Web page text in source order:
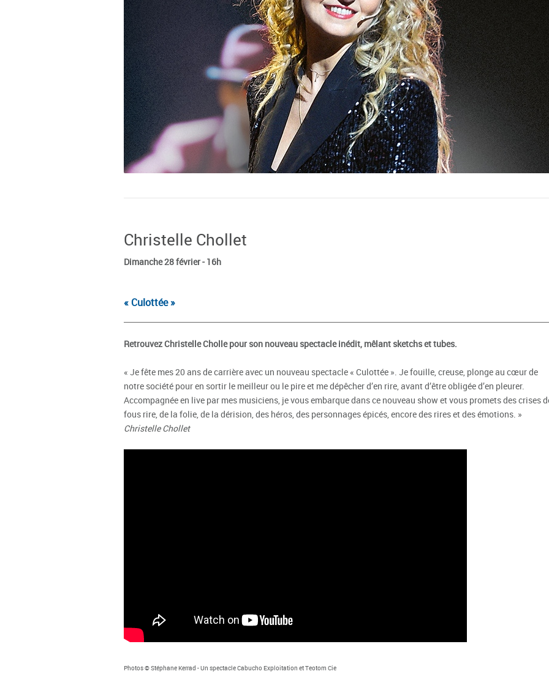
Christelle Chollet
Dimanche 28 février - 16h
« Culottée »
Retrouvez Christelle Cholle pour son nouveau spectacle inédit, mêlant sketchs et tubes.
« Je fête mes 20 ans de carrière avec un nouveau spectacle « Culottée ». Je fouille, creuse, plonge au cœur de
notre société pour en sortir le meilleur ou le pire et me dépêcher d’en rire, avant d’être obligée d’en pleurer.
Accompagnée en live par mes musiciens, je vous embarque dans ce nouveau show et vous promets des crises
fous rire, de la folie, de la dérision, des héros, des personnages épicés, encore des rires et des émotions. »
Christelle Chollet
Photos © Stéphane Kerrad - Un spectacle Cabucho Exploitation et Teotom Cie